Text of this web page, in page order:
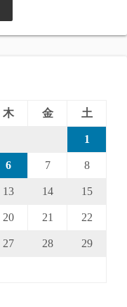
木 金 土
1
6 7 8
13 14 15
20 21 22
27 28 29